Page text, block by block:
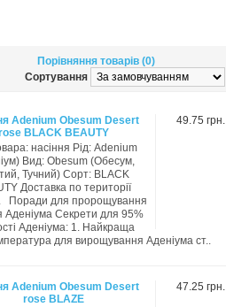
Порівняння товарів (0)
Сортування
49.75 грн.
Adenium Obesum Desert
BLACK BEAUTY
насіння Рід: Adenium
Вид: Obesum (Обесум,
Тучний) Сорт: BLACK
Доставка по території
Поради для пророщування
Аденіума Секрети для 95%
Аденіума: 1. Найкраща
для вирощування Аденіума ст..
47.25 грн.
Adenium Obesum Desert
rose BLAZE